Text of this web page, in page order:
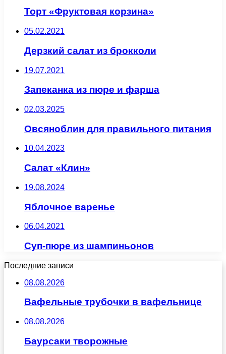
Торт «Фруктовая корзина»
05.02.2021
Дерзкий салат из брокколи
19.07.2021
Запеканка из пюре и фарша
02.03.2025
Овсяноблин для правильного питания
10.04.2023
Салат «Клин»
19.08.2024
Яблочное варенье
06.04.2021
Суп-пюре из шампиньонов
Последние записи
08.08.2026
Вафельные трубочки в вафельнице
08.08.2026
Баурсаки творожные